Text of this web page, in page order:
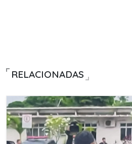
RELACIONADAS